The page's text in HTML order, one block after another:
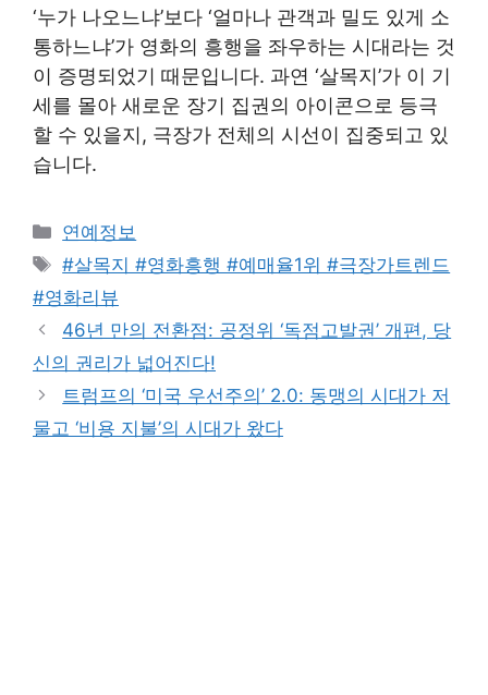
‘누가 나오느냐’보다 ‘얼마나 관객과 밀도 있게 소
통하느냐’가 영화의 흥행을 좌우하는 시대라는 것
이 증명되었기 때문입니다. 과연 ‘살목지’가 이 기
세를 몰아 새로운 장기 집권의 아이콘으로 등극
할 수 있을지, 극장가 전체의 시선이 집중되고 있
습니다.
Categories
연예정보
Tags
#살목지 #영화흥행 #예매율1위 #극장가트렌드
#영화리뷰
46년 만의 전환점: 공정위 ‘독점고발권’ 개편, 당
신의 권리가 넓어진다!
트럼프의 ‘미국 우선주의’ 2.0: 동맹의 시대가 저
물고 ‘비용 지불’의 시대가 왔다